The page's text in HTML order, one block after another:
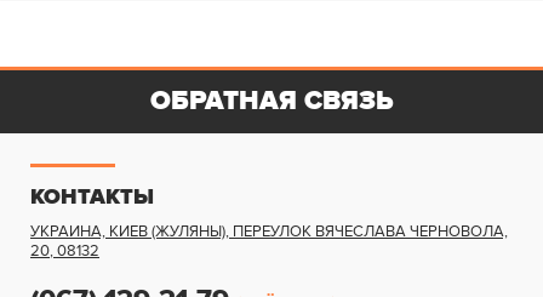
КОНТАКТЫ
УКРАИНА, КИЕВ (ЖУЛЯНЫ), ПЕРЕУЛОК ВЯЧЕСЛАВА ЧЕРНОВОЛА,
20,08132
ОБРАТНАЯ СВЯЗЬ